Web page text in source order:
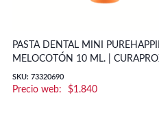
PASTA DENTAL MINI
MELOCOTÓN 10 ML. |
SKU: 73320690
$1.840